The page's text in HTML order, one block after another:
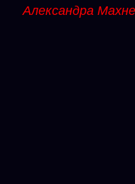
Александра